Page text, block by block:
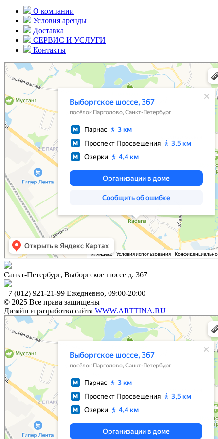
О компании
Условия аренды
Доставка
СЕРВИС И УСЛУГИ
Контакты
Санкт-Петербург, Выборгское шоссе д. 367
+7 (812) 921-21-99 Ежедневно, 09:00-20:00
© 2025 Все права защищены
Дизайн и разработка сайта WWW.ARTTINA.RU